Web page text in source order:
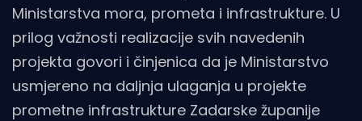
Ministarstva mora, prometa i infrastrukture. U
prilog važnosti realizacije svih navedenih
projekta govori i činjenica da je Ministarstvo
usmjereno na daljnja ulaganja u projekte
prometne infrastrukture Zadarske županije